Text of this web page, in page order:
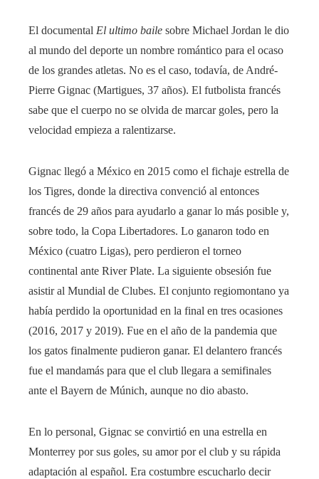
El documental El ultimo baile sobre Michael Jordan le dio
al mundo del deporte un nombre romántico para el ocaso
de los grandes atletas. No es el caso, todavía, de André-
Pierre Gignac (Martigues, 37 años). El futbolista francés
sabe que el cuerpo no se olvida de marcar goles, pero la
velocidad empieza a ralentizarse.
Gignac llegó a México en 2015 como el fichaje estrella de
los Tigres, donde la directiva convenció al entonces
francés de 29 años para ayudarlo a ganar lo más posible y,
sobre todo, la Copa Libertadores. Lo ganaron todo en
México (cuatro Ligas), pero perdieron el torneo
continental ante River Plate. La siguiente obsesión fue
asistir al Mundial de Clubes. El conjunto regiomontano ya
había perdido la oportunidad en la final en tres ocasiones
(2016, 2017 y 2019). Fue en el año de la pandemia que
los gatos finalmente pudieron ganar. El delantero francés
fue el mandamás para que el club llegara a semifinales
ante el Bayern de Múnich, aunque no dio abasto.
En lo personal, Gignac se convirtió en una estrella en
Monterrey por sus goles, su amor por el club y su rápida
adaptación al español. Era costumbre escucharlo decir